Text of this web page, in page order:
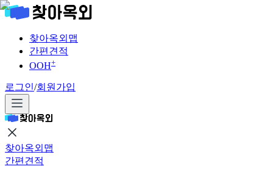
찾아옥외맵
간편견적
OOH+
로그인/회원가입
찾아옥외맵
간편견적